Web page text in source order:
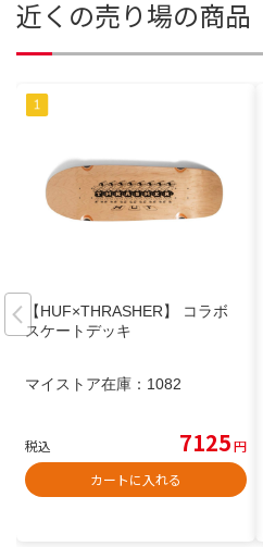
近くの売り場の商品
【HUF×THRASHER】 コラボ
スケートデッキ
マイストア在庫： 1082
税込 7125円
カートに入れる